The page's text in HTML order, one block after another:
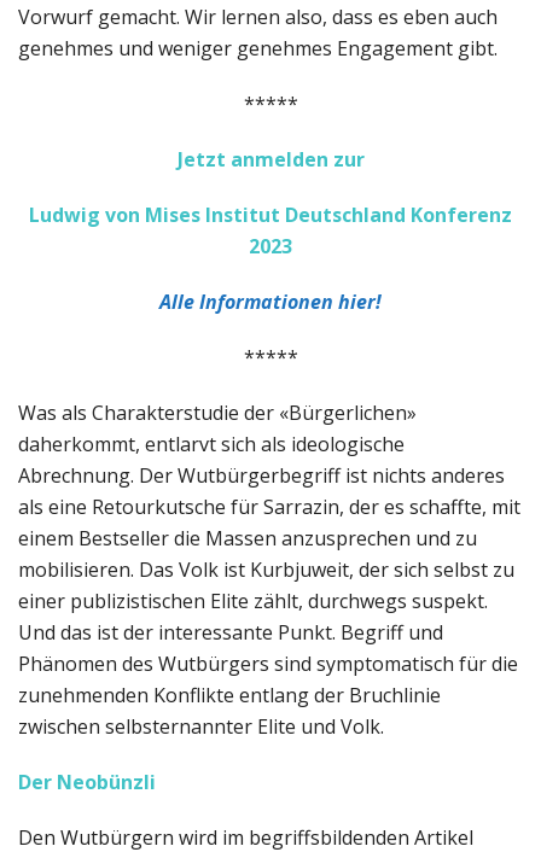
Vorwurf gemacht. Wir lernen also, dass es eben auch
genehmes und weniger genehmes Engagement gibt.
*****
Jetzt anmelden zur
Ludwig von Mises Institut Deutschland Konferenz
2023
Alle Informationen hier!
*****
Was als Charakterstudie der «Bürgerlichen»
daherkommt, entlarvt sich als ideologische
Abrechnung. Der Wutbürgerbegriff ist nichts anderes
als eine Retourkutsche für Sarrazin, der es schaffte, mit
einem Bestseller die Massen anzusprechen und zu
mobilisieren. Das Volk ist Kurbjuweit, der sich selbst zu
einer publizistischen Elite zählt, durchwegs suspekt.
Und das ist der interessante Punkt. Begriff und
Phänomen des Wutbürgers sind symptomatisch für die
zunehmenden Konflikte entlang der Bruchlinie
zwischen selbsternannter Elite und Volk.
Der Neobünzli
Den Wutbürgern wird im begriffsbildenden Artikel